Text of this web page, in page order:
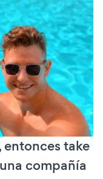
take
compañía